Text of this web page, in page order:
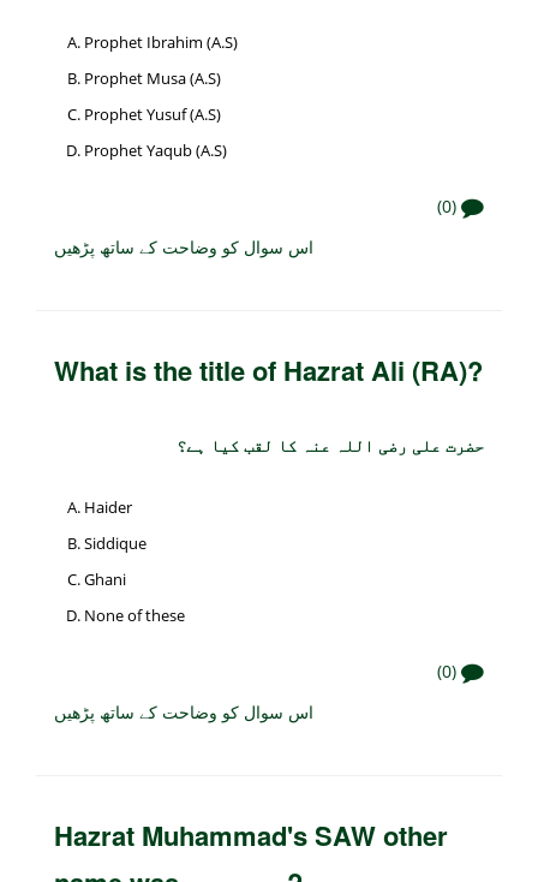
Prophet Ibrahim (A.S)
Prophet Musa (A.S)
Prophet Yusuf (A.S)
Prophet Yaqub (A.S)
(0)
اس سوال کو وضاحت کے ساتھ پڑھیں
What is the title of Hazrat Ali (RA)?
حضرت علی رضی اللہ عنہ کا لقب کیا ہے؟
Haider
Siddique
Ghani
None of these
(0)
اس سوال کو وضاحت کے ساتھ پڑھیں
Hazrat Muhammad's SAW other